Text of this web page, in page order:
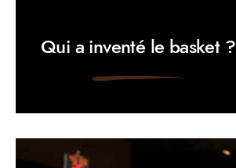
Qui a inventé le basket ?